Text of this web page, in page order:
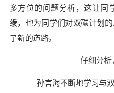
多方位的问题分析，这让同
缓，也为同学们对双碳计划
了新的道路。
仔细分析
孙言海不断地学习与